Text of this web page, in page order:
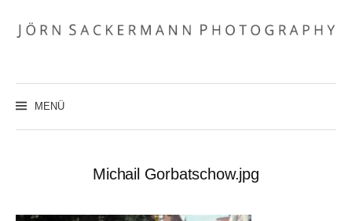
Inhalt
überspringen
MENÜ
Michail Gorbatschow.jpg